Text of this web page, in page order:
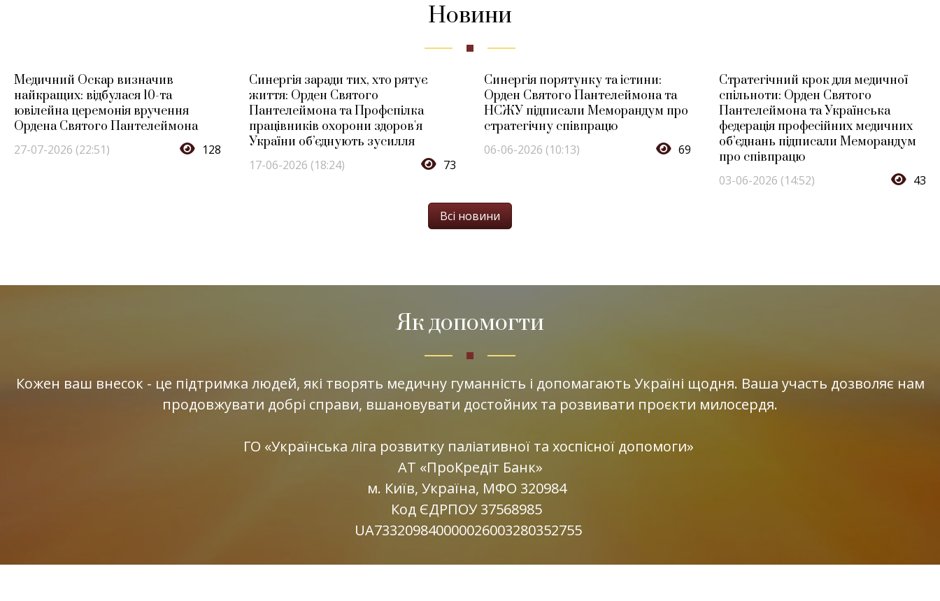
Новини
Медичний Оскар визначив
найкращих: відбулася 10-та
ювілейна церемонія вручення
Ордена Святого Пантелеймона
27-07-2026 (22:51)
128
Синергія заради тих, хто рятує
життя: Орден Святого
Пантелеймона та Профспілка
працівників охорони здоров'я
України об’єднують зусилля
17-06-2026 (18:24)
73
Синергія порятунку та істини:
Орден Святого Пантелеймона та
НСЖУ підписали Меморандум про
стратегічну співпрацю
06-06-2026 (10:13)
69
Стратегічний крок для медичної
спільноти: Орден Святого
Пантелеймона та Українська
федерація професійних медичних
об’єднань підписали Меморандум
про співпрацю
03-06-2026 (14:52)
43
Всі новини
Як допомогти
Кожен ваш внесок - це підтримка людей, які творять медичну гуманність і допомагають Україні щодня. Ваша участь дозволяє нам
продовжувати добрі справи, вшановувати достойних та розвивати проєкти милосердя.
ГО «Українська ліга розвитку паліативної та хоспісної допомоги»
АТ «ПроКредіт Банк»
м. Київ, Україна, МФО 320984
Код ЄДРПОУ 37568985
UA733209840000026003280352755